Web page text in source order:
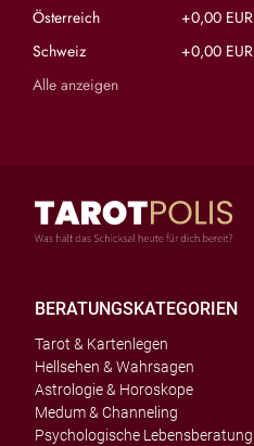
Österreich
+0,00 EUR
Schweiz
+0,00 EUR
Alle anzeigen
BERATUNGSKATEGORIEN
Tarot & Kartenlegen
Hellsehen & Wahrsagen
Astrologie & Horoskope
Medum & Channeling
Psychologische Lebensberatung